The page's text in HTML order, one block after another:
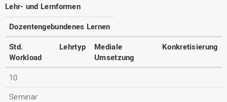
Lehr- und Lernformen
Dozentengebundenes Lernen
Std.
Workload
Lehrtyp
Mediale
Umsetzung
Konkretisierung
10
Seminar